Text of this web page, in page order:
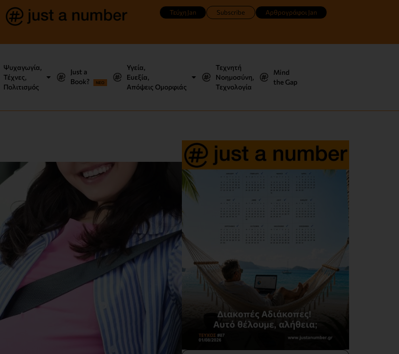
Τεύχη Jan Subscribe Αρθρογράφοι Jan
Ψυχαγωγία,
Τέχνες,
Πολιτισμός
Just a
Book?
NEO
Υγεία,
Ευεξία,
Απόψεις Ομορφιάς
Τεχνητή
Νοημοσύνη,
Τεχνολογία
Mind
the Gap